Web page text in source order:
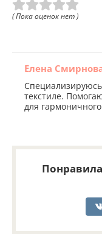
( Пока оценок нет )
Елена
текстиле.
для